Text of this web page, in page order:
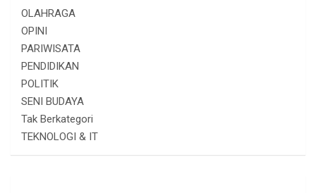
OLAHRAGA
OPINI
PARIWISATA
PENDIDIKAN
POLITIK
SENI BUDAYA
Tak Berkategori
TEKNOLOGI & IT